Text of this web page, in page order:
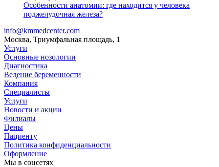
Особенности анатомии: где находится у человека
поджелудочная железа?
info@kmmedcenter.com
Москва, Триумфальная площадь, 1
Услуги
Основные нозологии
Диагностика
Ведение беременности
Компания
Специалисты
Услуги
Новости и акции
Филиалы
Цены
Пациенту
Политика конфиденциальности
Оформление
Мы в соцсетях